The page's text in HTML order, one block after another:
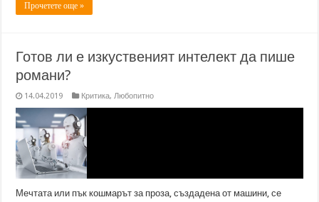
Прочетете още »
Готов ли е изкуственият интелект да пише
романи?
14.04.2019 Критика,Любопитно
Мечтата или пък кошмарът за проза, създадена от машини, се